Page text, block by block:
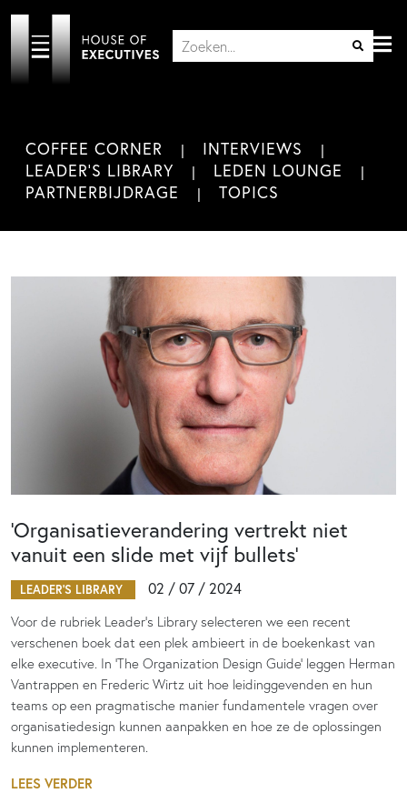
COFFEE CORNER
INTERVIEWS
LEADER'S LIBRARY
LEDEN LOUNGE
PARTNERBIJDRAGE
TOPICS
‘Organisatieverandering vertrekt niet
vanuit een slide met vijf bullets’
LEADER'S LIBRARY 02 / 07 / 2024
Voor de rubriek Leader’s Library selecteren we een recent
verschenen boek dat een plek ambieert in de boekenkast van
elke executive. In ‘The Organization Design Guide’ leggen Herman
Vantrappen en Frederic Wirtz uit hoe leidinggevenden en hun
teams op een pragmatische manier fundamentele vragen over
organisatiedesign kunnen aanpakken en hoe ze de oplossingen
kunnen implementeren.
LEES VERDER